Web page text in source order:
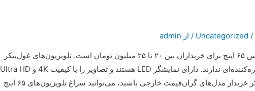
/
Uncategorized / از admin
قیمت تلویزیون جی‌پلاس ۶۵ اینچ برای خریداران بین ۲۰ تا ۲۵ میلیون تومان است. تلویزیون‌های غول‌پیکر
این برند تفاوت‌های خیره‌کننده‌ای ندارند. دارای نمایشگر LED هستند و تصاویر را با کیفیت 4K و Ultra HD
به‌نمایش می‌گذارند. اگر خریدار مدل‌های گران‌قیمت خارجی باشید، می‌توانید سراغ تلویزیون‌های ۶۵ اینچ